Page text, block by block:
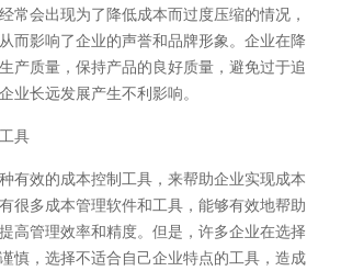
常会出现为了降低成本而过度压缩的情况，
而影响了企业的声誉和品牌形象。企业在降
产质量，保持产品的良好质量，避免过于追
业长远发展产生不利影响。
具
有效的成本控制工具，来帮助企业实现成本
很多成本管理软件和工具，能够有效地帮助
高管理效率和精度。但是，许多企业在选择
慎，选择不适合自己企业特点的工具，造成